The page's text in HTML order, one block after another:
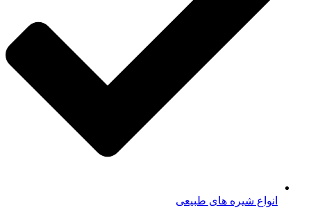
انواع شیره های طبیعی